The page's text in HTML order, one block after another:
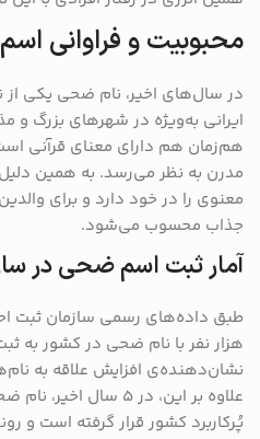
محبوبیت و فراوانی
در سال‌های اخیر، نام ضحی یکی از
ایرانی به‌ویژه در شهرهای بزرگ و
هم‌زمان هم دارای معنای قرآنی
مدرن به نظر می‌رسد. به همین
معنوی را در خود دارد و برای
جذاب محسوب می‌شود.
آمار ثبت اسم ضحی در
هزار نفر با نام ضحی در کشور به
نشان‌دهنده‌ی افزایش علاقه به
پُرکاربرد کشور قرار گرفته است و